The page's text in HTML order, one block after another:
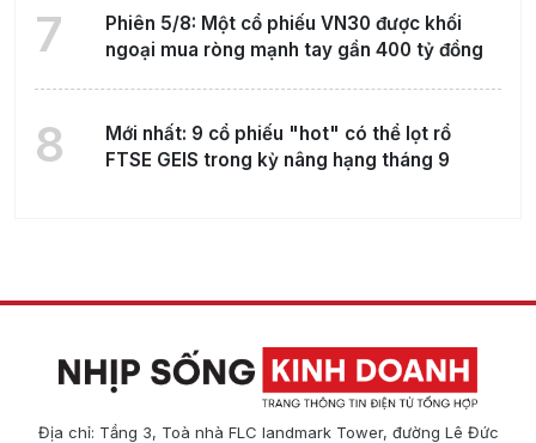
7
Phiên 5/8: Một cổ phiếu VN30 được khối
ngoại mua ròng mạnh tay gần 400 tỷ đồng
8
Mới nhất: 9 cổ phiếu "hot" có thể lọt rổ
FTSE GEIS trong kỳ nâng hạng tháng 9
Địa chỉ: Tầng 3, Toà nhà FLC landmark Tower, đường Lê Đức